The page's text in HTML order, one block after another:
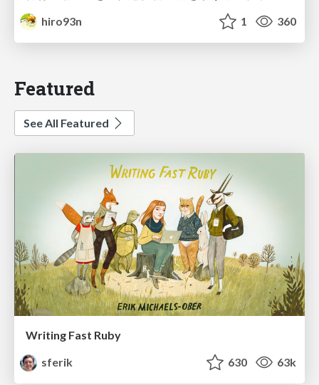
hiro93n
1 360
Featured
See All Featured
Writing Fast Ruby
sferik
630 63k